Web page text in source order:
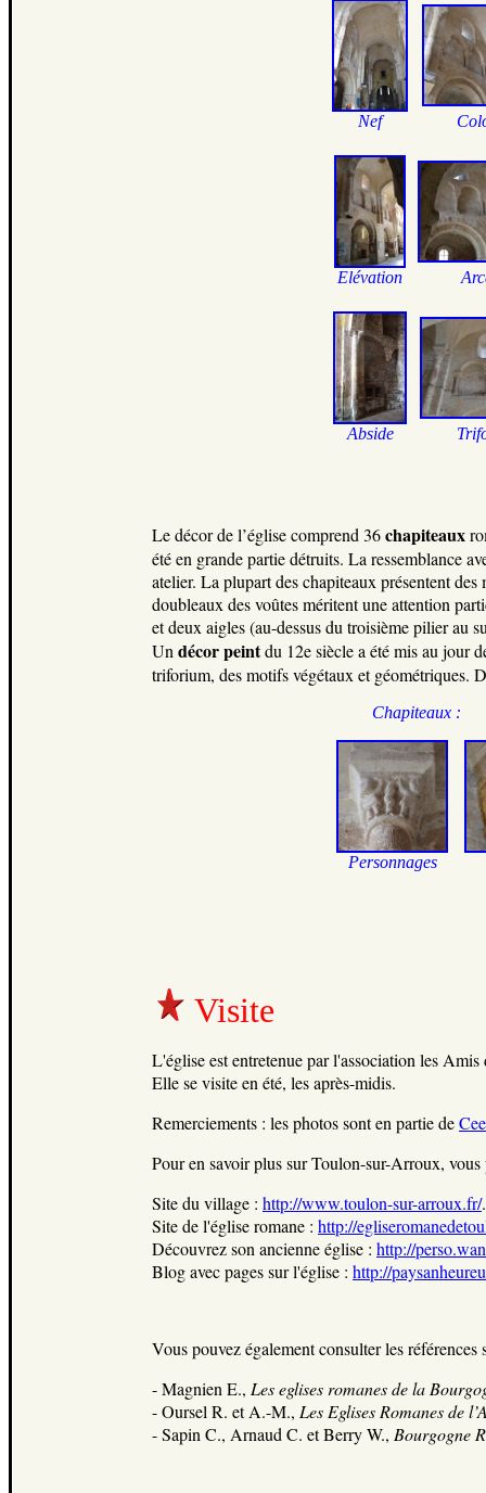
Nef
Elévation
Abside
Le décor de l’église comprend 36chapiteaux
été en grande partie détruits. La ressemblance
atelier. La plupart des chapiteaux présentent
doubleaux des voûtes méritent une attention
et deux aigles (au-dessus du troisième pilier au
Un décor peintdu 12e siècle a été mis au jour
triforium, des motifs végétaux et géométriques.
Chapiteaux :
Personnages
Visite
L'église est entretenue par l'association les
Elle se visite en été, les après-midis.
Remerciements : les photos sont en partie de
Pour en savoir plus sur Toulon-sur-Arroux,
Site du village : http://www.toulon-sur-arroux.fr/.
Site de l'église romane : http://
Découvrez son ancienne église : http://
Blog avec pages sur l'église : http://
Vous pouvez également consulter les références
-Magnien E., Les eglises romanes de la
-Oursel R. et A.-M., Les Eglises Romanes de
- Sapin C., Arnaud C. et Berry W., Bourgogne